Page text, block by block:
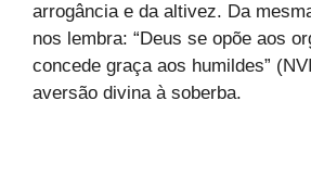
arrogância e da altivez. Da
nos lembra: “Deus se opõe aos
concede graça aos humildes”
aversão divina à soberba.